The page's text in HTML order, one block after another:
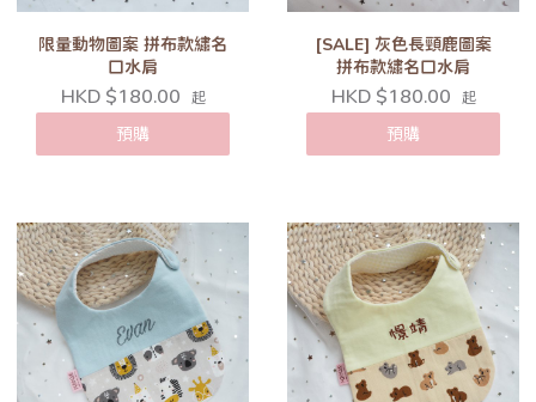
限量動物圖案 拼布款繡名
口水肩
HKD $180.00 起
預購
[SALE] 灰色長頸鹿圖案
拼布款繡名口水肩
HKD $180.00 起
預購